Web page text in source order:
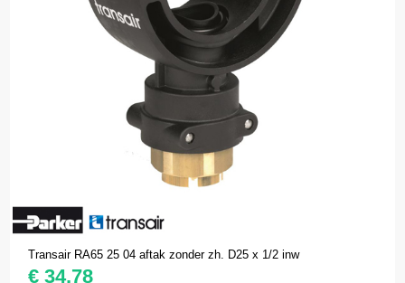
Transair RA65 25 04 aftak zonder zh. D25 x 1/2 inw
€ 34,78